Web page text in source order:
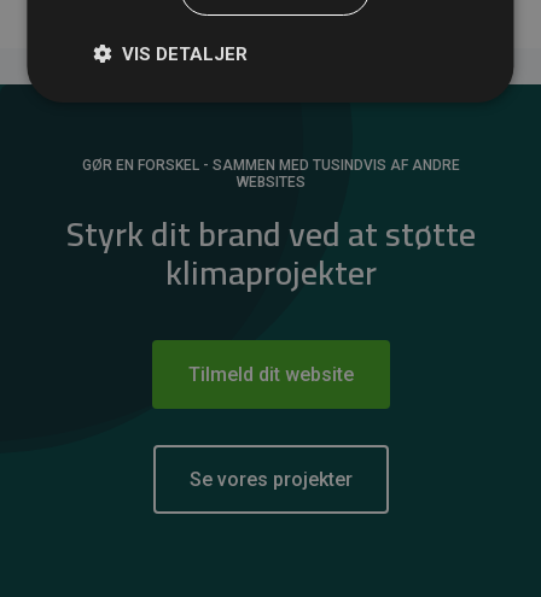
GØR EN FORSKEL - SAMMEN MED TUSINDVIS AF ANDRE
WEBSITES
Styrk dit brand ved at støtte
klimaprojekter
Tilmeld dit website
Se vores projekter
VIS DETALJER